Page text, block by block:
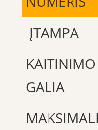
ĮTAMPA
KAITINIMO
GALIA
MAKSIMALI